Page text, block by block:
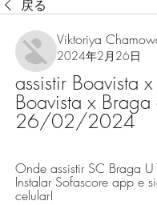
戻る
Viktoriya
2024年2月26日
assistir Boavista
Boavista x
26/02/2024
Onde assistir SC Braga
Instalar Sofascore app e
celular!